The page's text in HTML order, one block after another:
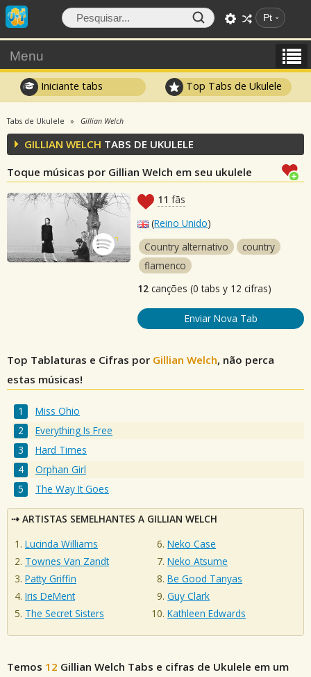
Pt
Menu
Iniciante tabs Top Tabs de Ukulele
Tabs de Ukulele Gillian Welch
GILLIAN WELCH TABS DE UKULELE
Toque músicas por Gillian Welch em seu ukulele
11 fãs
(Reino Unido)
Country alternativo
country
flamenco
12 canções (0 tabs y 12 cifras)
Enviar Nova Tab
Top Tablaturas e Cifras por Gillian Welch, não perca
estas músicas!
Miss Ohio
Everything Is Free
Hard Times
Orphan Girl
The Way It Goes
ARTISTAS SEMELHANTES A GILLIAN WELCH
Lucinda Williams
Townes Van Zandt
Patty Griffin
Iris DeMent
The Secret Sisters
Neko Case
Neko Atsume
Be Good Tanyas
Guy Clark
Kathleen Edwards
Temos 12 Gillian Welch Tabs e cifras de Ukulele em um